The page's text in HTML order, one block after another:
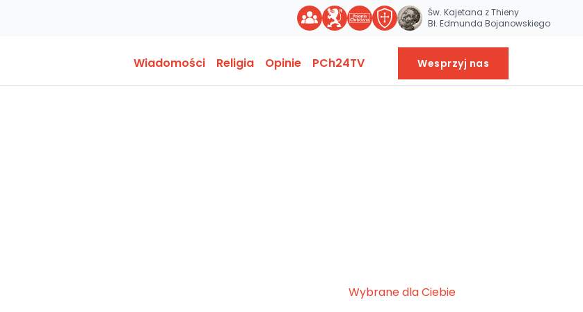
Św. Kajetana z Thieny
Bł. Edmunda Bojanowskiego
Wiadomości Religia Opinie PCh24TV Wesprzyj nas
Wybrane dla Ciebie